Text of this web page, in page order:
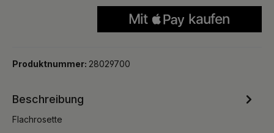
Produktnummer: 28029700
Beschreibung
Flachrosette